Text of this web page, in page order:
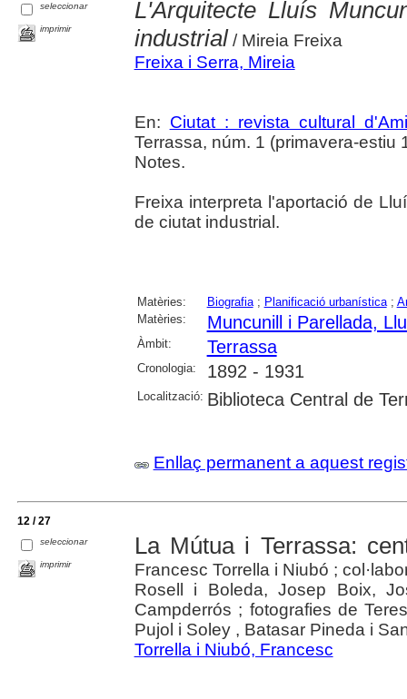
seleccionar
imprimir
L'Arquitecte Lluís
industrial/ Mireia Freixa
Freixa i Serra, Mireia
En: Ciutat : revista cultural
Terrassa, núm. 1 (primavera-estiu
Notes.
Freixa interpreta l'aportació de
de ciutat industrial.
Matèries: Biografia; Planificació urbanística;
Matèries:
Muncunill i Parellada,
Àmbit: Terrassa
Cronologia: 1892 - 1931
Localització: Biblioteca Central de
Enllaç permanent a aquest
12 / 27
seleccionar
imprimir
La Mútua i Terrassa:
Francesc Torrella i Niubó ;
Rosell i Boleda, Josep Boix,
Campderrós ; fotografies de
Pujol i Soley , Batasar Pineda i
Torrella i Niubó, Francesc